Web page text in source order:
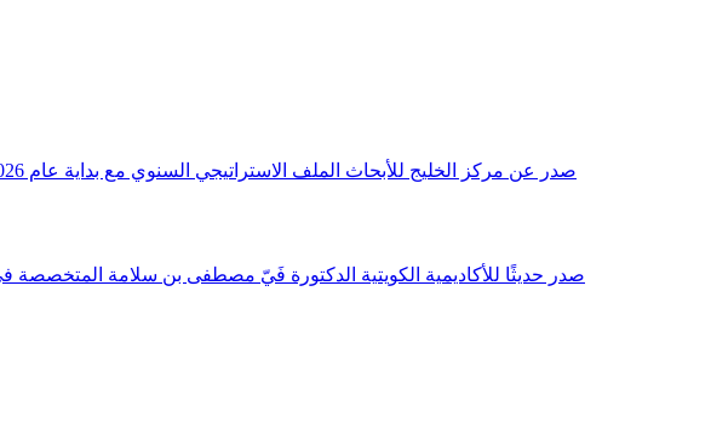
صدر عن مركز الخليج للأبحاث الملف الاستراتيجي السنوي مع بداية عام 2026م، باللغتين العربية والانجليزية وتضمن دراسات تحليلية ورؤى معمقة، وقراءات دقيقة ورصدًا واستشرافًا وافيًا لكافة أ
صدر حديثًا للأكاديمية الكويتية الدكتورة فَيّ مصطفى بن سلامة المتخصصة